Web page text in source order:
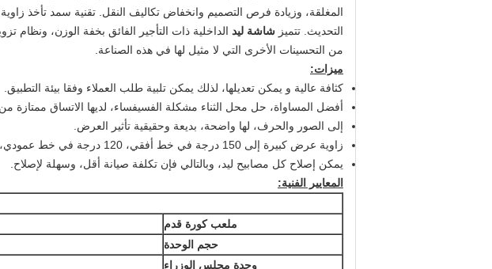
المغلقة، وزيادة فرص التصميم وانخفاض تكاليف النقل. تقنية سمد تأخذ
التحديث. تتميز شاشة ليد الداخلية ذات التأجير الفائق بخفة الوزن، ونظام
من التحسينات الأخرى التي لا مثيل لها في هذه الصناعة.
ميزات:
كثافة عالية و يمكن تعديلها، لذلك يمكن تلبية طلب العملاء وفقا بيئة التطبيق.
أفضل المساواة، حل محل الثناء مشكلة الفسيفساء، لديها الاتساق ممتازة
إلى الصور والحرف، لها واضحة، بديعة وحقيقية تأثير العرض.
زاوية عرض كبيرة إلى 150 درجة في خط أفقي، 120 درجة في خط عمودي، يمكنك ان ترى في كل زاوية في هذا النطاق، لا تغيير الصورة، لا لون رحلة.
يمكن إصلاح كل مصابيح ليد، وبالتالي فإن تكلفة صيانة أقل، وسهلة لإصلاح.
المعايير الفنية:
ملعب كورة قدم
حجم الوحدة
وحدة مجلس الوزراء